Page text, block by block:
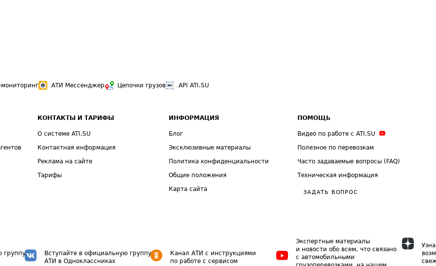
мониторинг АТИ Мессенджер Цепочки грузов API ATI.SU
КОНТАКТЫ И ТАРИФЫ
О системе ATI.SU
Контактная информация
Реклама на сайте
Тарифы
ИНФОРМАЦИЯ
Блог
Эксклюзивные материалы
Политика конфиденциальности
Общие положения
Карта сайта
ПОМОЩЬ
Видео по работе с ATI.SU
Полезное по перевозкам
Часто задаваемые вопросы (FAQ)
Техническая информация
ЗАДАТЬ ВОПРОС
группу
Вступайте в официальную группу
АТИ в Одноклассниках
Канал АТИ с инструкциями
по работе с сервисом
Экспертные материалы
и новости обо всем, что связано
с автомобильными